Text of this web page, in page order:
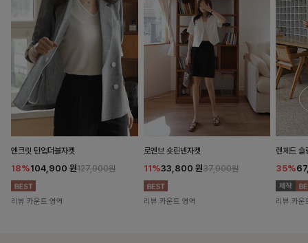
엔크릿 턴업더블자켓
18%104,900 원127,900원
리뷰 카운트 영역
로엔브 숏린넨자켓
11%33,800 원37,900원
리뷰 카운트 영역
렌체드
35%
리뷰 카운